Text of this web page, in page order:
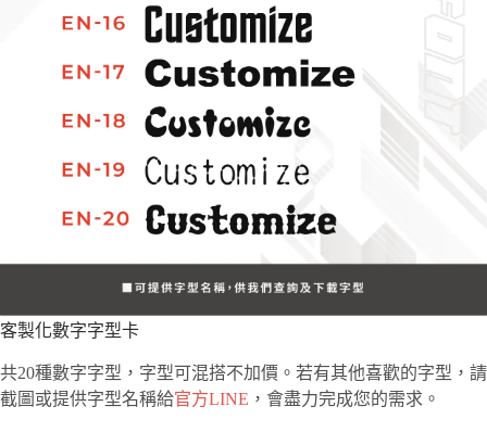
客製化數字字型卡
共20種數字字型，字型可混搭不加價。若有其他喜歡的字型，請
截圖或提供字型名稱給官方LINE ，會盡力完成您的需求。